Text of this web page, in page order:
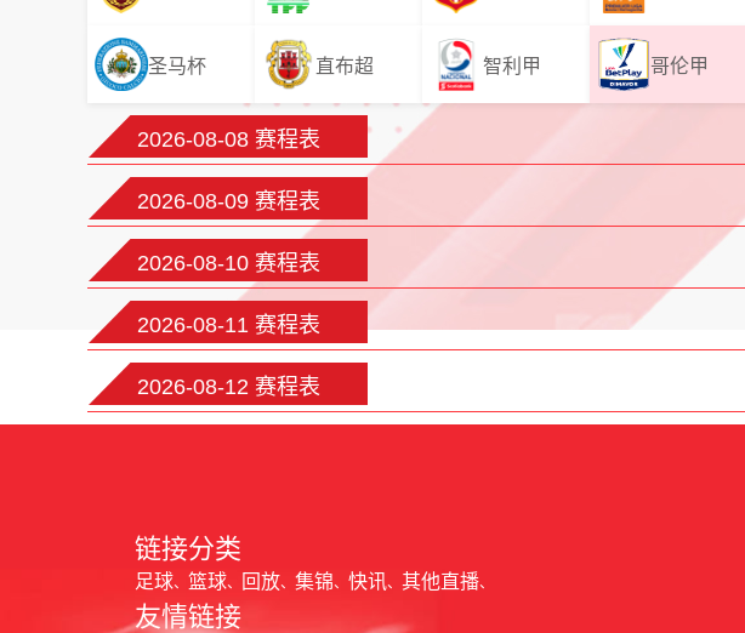
圣马杯 直布超 智利甲 哥伦甲
2026-08-08 赛程表
2026-08-09 赛程表
2026-08-10 赛程表
2026-08-11 赛程表
2026-08-12 赛程表
链接分类
足球 篮球 回放 集锦 快讯 其他直播
友情链接